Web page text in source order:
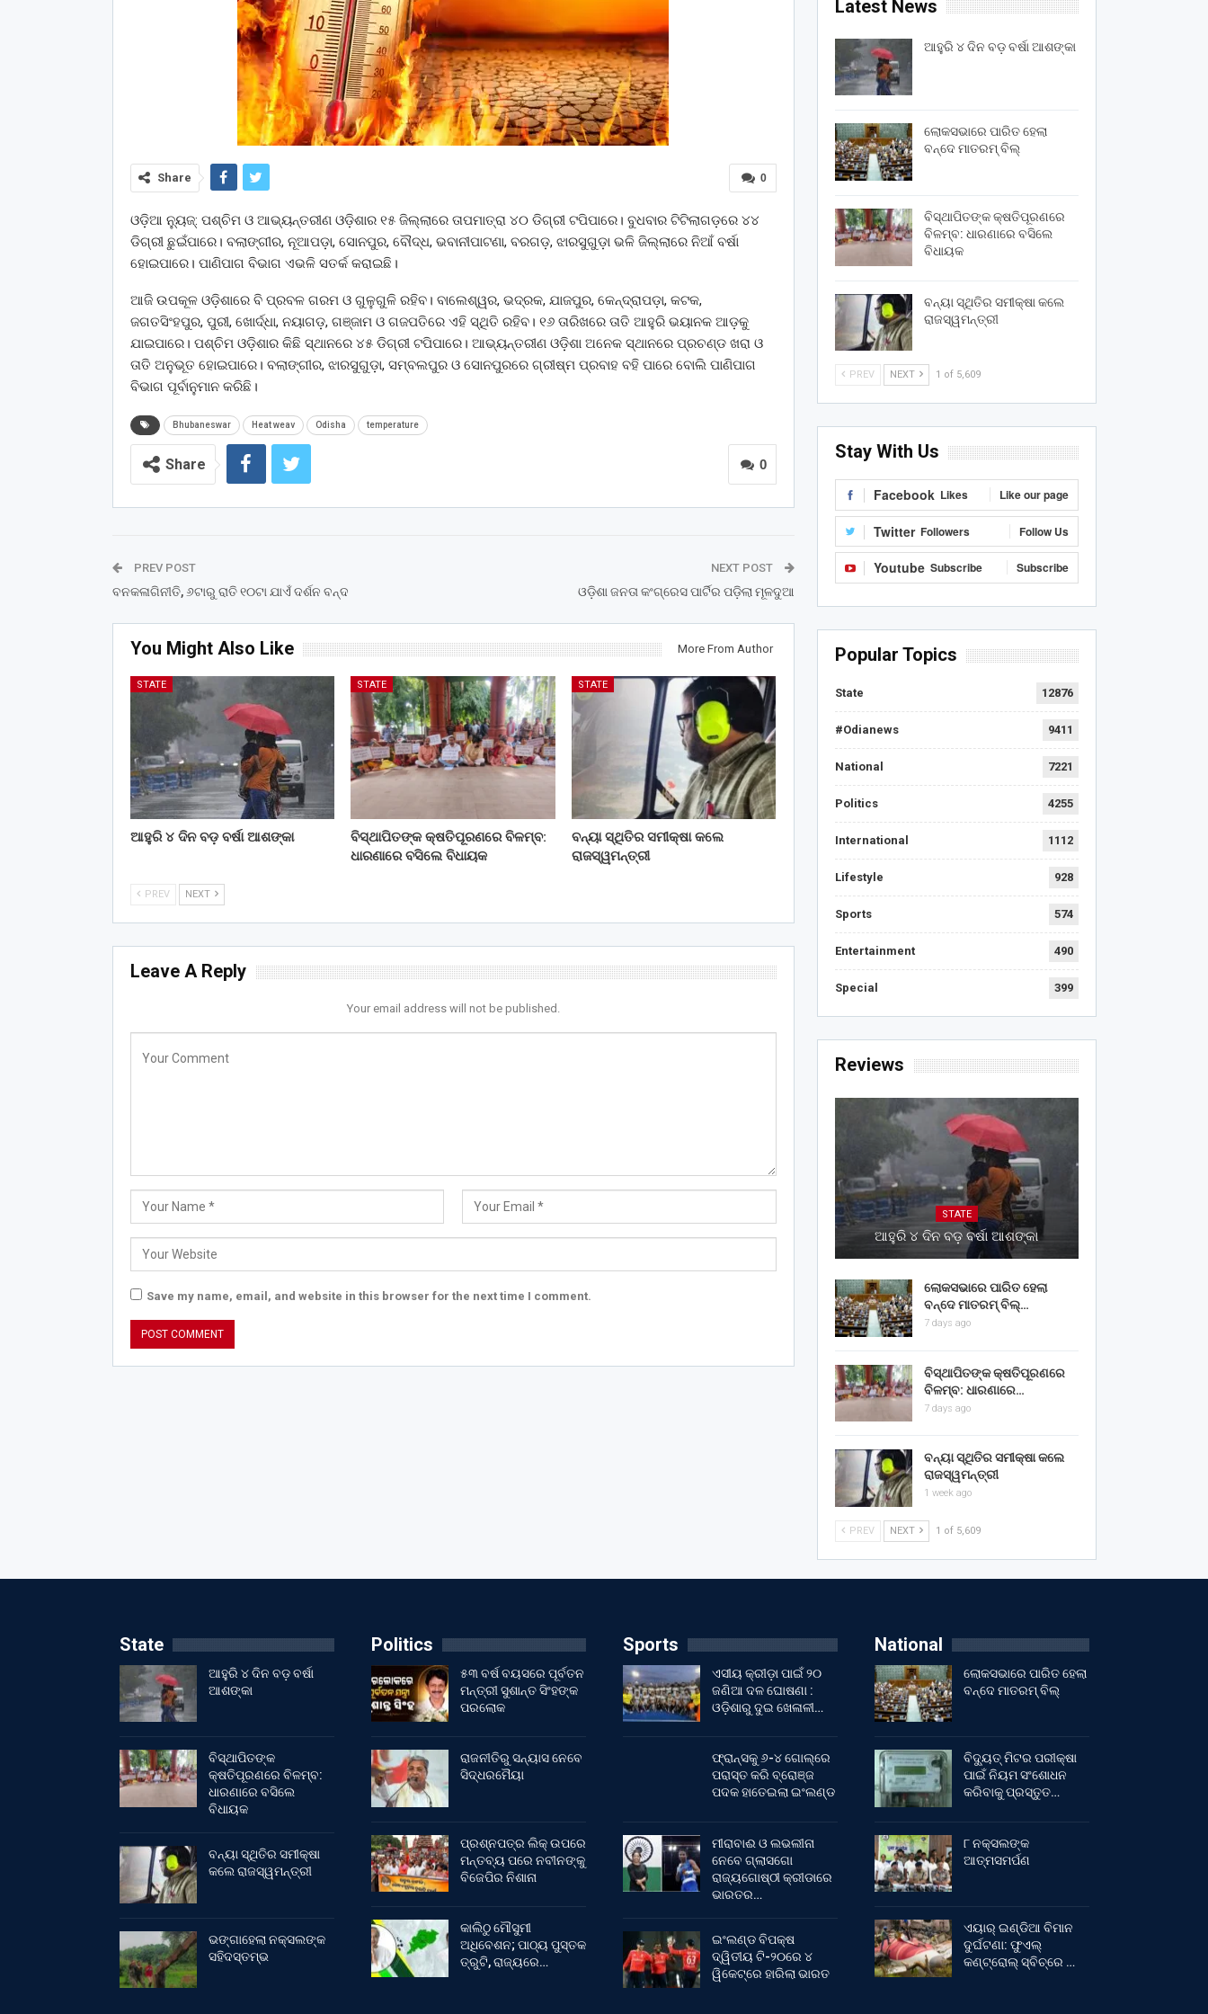
0
Share
ଓଡ଼ିଆ ନ୍ୟୁଜ୍: ପଶ୍ଚିମ ଓ ଆଭ୍ୟନ୍ତରୀଣ ଓଡ଼ିଶାର ୧୫ ଜିଲ୍ଲାରେ ତାପମାତ୍ରା ୪୦ ଡିଗ୍ରୀ ଟପିପାରେ। ବୁଧବାର ଟିଟିଲାଗଡ଼ରେ ୪୪
ଡିଗ୍ରୀ ଛୁଇଁପାରେ। ବଲାଙ୍ଗୀର, ନୂଆପଡ଼ା, ସୋନପୁର, ବୌଦ୍ଧ, ଭବାନୀପାଟଣା, ବରଗଡ଼, ଝାରସୁଗୁଡ଼ା ଭଳି ଜିଲ୍ଲାରେ ନିଆଁ ବର୍ଷା
ହୋଇପାରେ। ପାଣିପାଗ ବିଭାଗ ଏଭଳି ସତର୍କ କରାଇଛି।
ଆଜି ଉପକୂଳ ଓଡ଼ିଶାରେ ବି ପ୍ରବଳ ଗରମ ଓ ଗୁଳୁଗୁଳି ରହିବ। ବାଲେଶ୍ୱର, ଭଦ୍ରକ, ଯାଜପୁର, କେନ୍ଦ୍ରାପଡ଼ା, କଟକ,
ଜଗତସିଂହପୁର, ପୁରୀ, ଖୋର୍ଦ୍ଧା, ନୟାଗଡ଼, ଗଞ୍ଜାମ ଓ ଗଜପତିରେ ଏହି ସ୍ଥିତି ରହିବ। ୧୬ ତାରିଖରେ ତାତି ଆହୁରି ଭୟାନକ ଆଡ଼କୁ
ଯାଇପାରେ। ପଶ୍ଚିମ ଓଡ଼ିଶାର କିଛି ସ୍ଥାନରେ ୪୫ ଡିଗ୍ରୀ ଟପିପାରେ। ଆଭ୍ୟନ୍ତରୀଣ ଓଡ଼ିଶା ଅନେକ ସ୍ଥାନରେ ପ୍ରଚଣ୍ଡ ଖରା ଓ
ତାତି ଅନୁଭୂତ ହୋଇପାରେ। ବଲାଙ୍ଗୀର, ଝାରସୁଗୁଡ଼ା, ସମ୍ବଲପୁର ଓ ସୋନପୁରରେ ଗ୍ରୀଷ୍ମ ପ୍ରବାହ ବହି ପାରେ ବୋଲି ପାଣିପାଗ
ବିଭାଗ ପୂର୍ବାନୁମାନ କରିଛି।
Bhubaneswar Heat weav Odisha temperature
0
Share
PREV POST
ବନକଳାଗିନୀତି, ୬ଟାରୁ ରାତି ୧୦ଟା ଯାଏଁ ଦର୍ଶନ ବନ୍ଦ
NEXT POST
ଓଡ଼ିଶା ଜନତା କଂଗ୍ରେସ ପାର୍ଟିର ପଡ଼ିଲା ମୂଳଦୁଆ
You Might Also Like More From Author
STATE
ଆହୁରି ୪ ଦିନ ବଡ଼ ବର୍ଷା ଆଶଙ୍କା
STATE
ବିସ୍ଥାପିତଙ୍କ କ୍ଷତିପୂରଣରେ ବିଳମ୍ବ:
ଧାରଣାରେ ବସିଲେ ବିଧାୟକ
STATE
ବନ୍ୟା ସ୍ଥିତିର ସମୀକ୍ଷା କଲେ
ରାଜସ୍ୱମନ୍ତ୍ରୀ
PREV NEXT
Leave A Reply
Your email address will not be published.
Save my name, email, and website in this browser for the next time I comment.
Latest News
ଆହୁରି ୪ ଦିନ ବଡ଼ ବର୍ଷା ଆଶଙ୍କା
ଲୋକସଭାରେ ପାରିତ ହେଲା
ବନ୍ଦେ ମାତରମ୍‌ ବିଲ୍‌
ବିସ୍ଥାପିତଙ୍କ କ୍ଷତିପୂରଣରେ
ବିଳମ୍ବ: ଧାରଣାରେ ବସିଲେ
ବିଧାୟକ
ବନ୍ୟା ସ୍ଥିତିର ସମୀକ୍ଷା କଲେ
ରାଜସ୍ୱମନ୍ତ୍ରୀ
PREV NEXT 1 of 5,609
Stay With Us
Facebook Likes Like our page
Twitter Followers Follow Us
Youtube Subscribe Subscribe
Popular Topics
State 12876
#Odianews 9411
National 7221
Politics 4255
International 1112
Lifestyle 928
Sports 574
Entertainment 490
Special 399
Reviews
STATE
ଆହୁରି ୪ ଦିନ ବଡ଼ ବର୍ଷା ଆଶଙ୍କା
ଲୋକସଭାରେ ପାରିତ ହେଲା
ବନ୍ଦେ ମାତରମ୍‌ ବିଲ୍‌…
7 days ago
ବିସ୍ଥାପିତଙ୍କ କ୍ଷତିପୂରଣରେ
ବିଳମ୍ବ: ଧାରଣାରେ…
7 days ago
ବନ୍ୟା ସ୍ଥିତିର ସମୀକ୍ଷା କଲେ
ରାଜସ୍ୱମନ୍ତ୍ରୀ
1 week ago
PREV NEXT 1 of 5,609
State
ଆହୁରି ୪ ଦିନ ବଡ଼ ବର୍ଷା
ଆଶଙ୍କା
ବିସ୍ଥାପିତଙ୍କ
କ୍ଷତିପୂରଣରେ ବିଳମ୍ବ:
ଧାରଣାରେ ବସିଲେ
ବିଧାୟକ
ବନ୍ୟା ସ୍ଥିତିର ସମୀକ୍ଷା
କଲେ ରାଜସ୍ୱମନ୍ତ୍ରୀ
ଭଙ୍ଗାହେଲା ନକ୍ସଲଙ୍କ
ସହିଦସ୍ତମ୍ଭ
Politics
୫୩ ବର୍ଷ ବୟସରେ ପୂର୍ବତନ
ମନ୍ତ୍ରୀ ସୁଶାନ୍ତ ସିଂହଙ୍କ
ପରଲୋକ
ରାଜନୀତିରୁ ସନ୍ୟାସ ନେବେ
ସିଦ୍ଧରମୈୟା
ପ୍ରଶ୍ନପତ୍ର ଲିକ୍ ଉପରେ
ମନ୍ତବ୍ୟ ପରେ ନବୀନଙ୍କୁ
ବିଜେପିର ନିଶାନା
କାଲିଠୁ ମୌସୁମୀ
ଅଧିବେଶନ; ପାଠ୍ୟ ପୁସ୍ତକ
ତ୍ରୁଟି, ରାଜ୍ୟରେ…
Sports
ଏସୀୟ କ୍ରୀଡ଼ା ପାଇଁ ୨୦
ଜଣିଆ ଦଳ ଘୋଷଣା :
ଓଡ଼ିଶାରୁ ଦୁଇ ଖେଳାଳୀ…
ଫ୍ରାନ୍ସକୁ ୬-୪ ଗୋଲ୍‌ରେ
ପରାସ୍ତ କରି ବ୍ରୋଞ୍ଜ
ପଦକ ହାତେଇଲା ଇଂଲଣ୍ଡ
ମୀରାବାଈ ଓ ଲଭଲୀନା
ନେବେ ଗ୍ଲାସଗୋ
ରାଜ୍ୟଗୋଷ୍ଠୀ କ୍ରୀଡାରେ
ଭାରତର…
ଇଂଲଣ୍ଡ ବିପକ୍ଷ
ଦ୍ୱିତୀୟ ଟି-୨୦ରେ ୪
ୱିକେଟ୍‌ରେ ହାରିଲା ଭାରତ
National
ଲୋକସଭାରେ ପାରିତ ହେଲା
ବନ୍ଦେ ମାତରମ୍‌ ବିଲ୍‌
ବିଦ୍ୟୁତ୍ ମିଟର ପରୀକ୍ଷା
ପାଇଁ ନିୟମ ସଂଶୋଧନ
କରିବାକୁ ପ୍ରସ୍ତୁତ…
୮ ନକ୍ସଲଙ୍କ
ଆତ୍ମସମର୍ପଣ
ଏୟାର୍ ଇଣ୍ଡିଆ ବିମାନ
ଦୁର୍ଘଟଣା: ଫୁଏଲ୍‌
କଣ୍ଟ୍ରୋଲ୍‌ ସ୍ବିଚ୍‌ରେ …